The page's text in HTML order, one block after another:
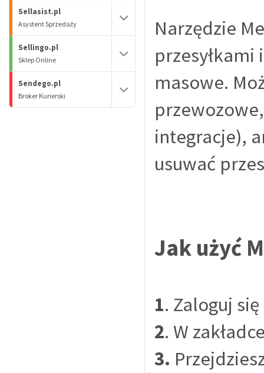
Sellasist.pl
Asystent Sprzedaży
Sellingo.pl
Sklep Online
Sendego.pl
Broker Kurierski
Narzędzie
masowe.
integracje),
usuwać
Jak użyć
1. Zaloguj
2. W
3.